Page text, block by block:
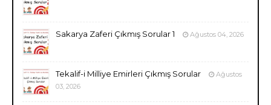
Sakarya Zaferi Çıkmış Sorular 1 Ağustos 04, 2026
Tekalif-i Milliye Emirleri Çıkmış Sorular
Ağustos
03, 2026